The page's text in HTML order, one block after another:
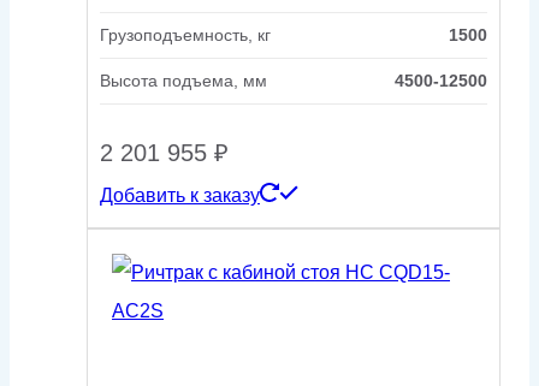
Грузоподъемность, кг 1500
Высота подъема, мм 4500-12500
2 201 955 ₽
Добавить к заказу